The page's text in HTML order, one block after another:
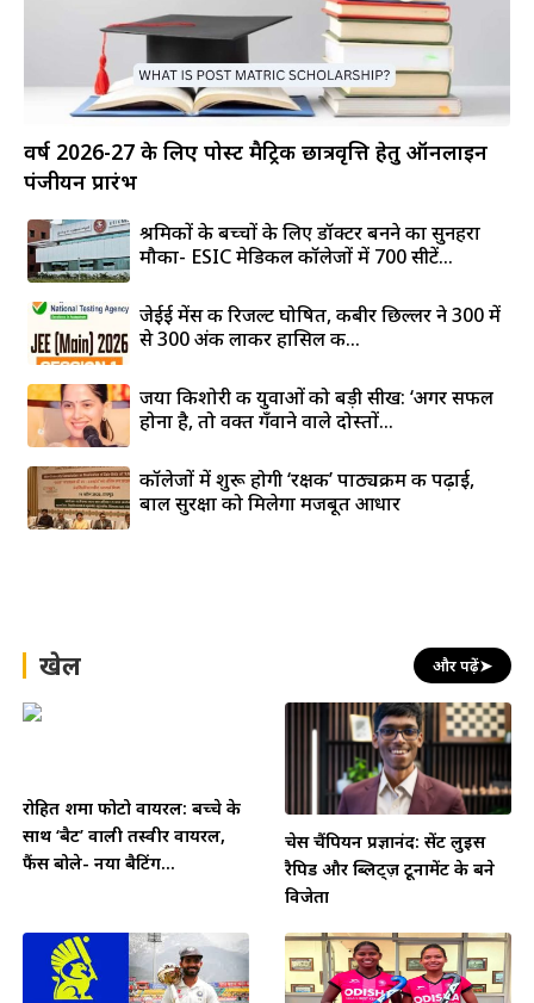
वर्ष 2026-27 के लिए पोस्ट मैट्रिक छात्रवृत्ति हेतु ऑनलाइन
पंजीयन प्रारंभ
श्रमिकों के बच्चों के लिए डॉक्टर बनने का सुनहरा
मौका- ESIC मेडिकल कॉलेजों में 700 सीटें...
जेईई मेंस की रिजल्ट घोषित, कबीर छिल्लर ने 300 में
से 300 अंक लाकर हासिल की...
जया किशोरी की युवाओं को बड़ी सीख: ‘अगर सफल
होना है, तो वक्त गँवाने वाले दोस्तों...
कॉलेजों में शुरू होगी ‘रक्षक’ पाठ्यक्रम की पढ़ाई,
बाल सुरक्षा को मिलेगा मजबूत आधार
खेल और पढ़ें➤
रोहित शर्मा फोटो वायरल: बच्चे के
साथ ‘बैट’ वाली तस्वीर वायरल,
फैंस बोले- नया बैटिंग...
चेस चैंपियन प्रज्ञानंद: सेंट लुइस
रैपिड और ब्लिट्ज़ टूर्नामेंट के बने
विजेता